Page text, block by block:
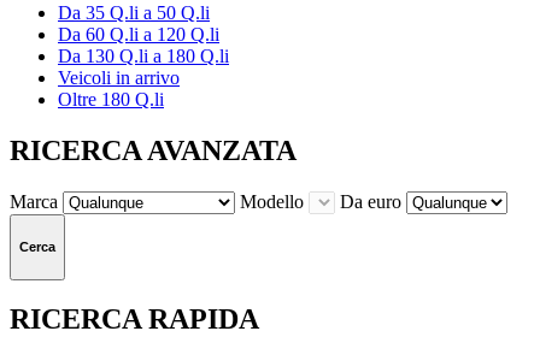
Da 35 Q.li a 50 Q.li
Da 60 Q.li a 120 Q.li
Da 130 Q.li a 180 Q.li
Veicoli in arrivo
Oltre 180 Q.li
RICERCA AVANZATA
Marca Modello Da euro
Cerca
RICERCA RAPIDA